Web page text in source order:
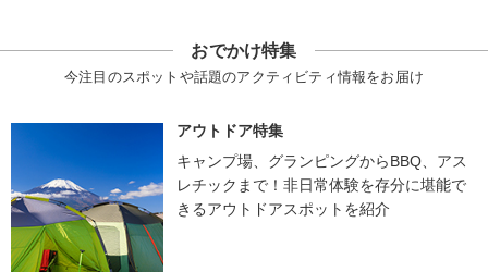
おでかけ特集
今注目のスポットや話題のアクティビティ情報をお届け
アウトドア特集
キャンプ場、グランピングからBBQ、アス
レチックまで！非日常体験を存分に堪能で
きるアウトドアスポットを紹介